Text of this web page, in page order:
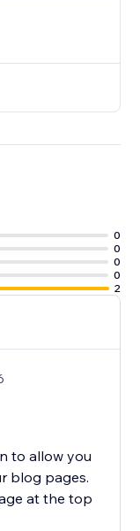
0
0
0
0
2
to allow you
blog pages.
at the top